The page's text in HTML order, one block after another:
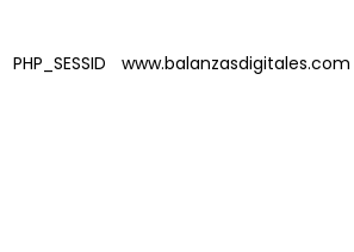
PHP_SESSID www.balanzasdigitales.com